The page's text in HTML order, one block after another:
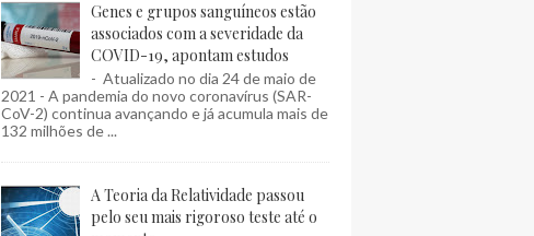
Genes e grupos sanguíneos estão
associados com a severidade da
COVID-19, apontam estudos
- Atualizado no dia 24 de maio de
2021 - A pandemia do novo coronavírus (SAR-
CoV-2) continua avançando e já acumula mais de
132 milhões de ...
A Teoria da Relatividade passou
pelo seu mais rigoroso teste até o